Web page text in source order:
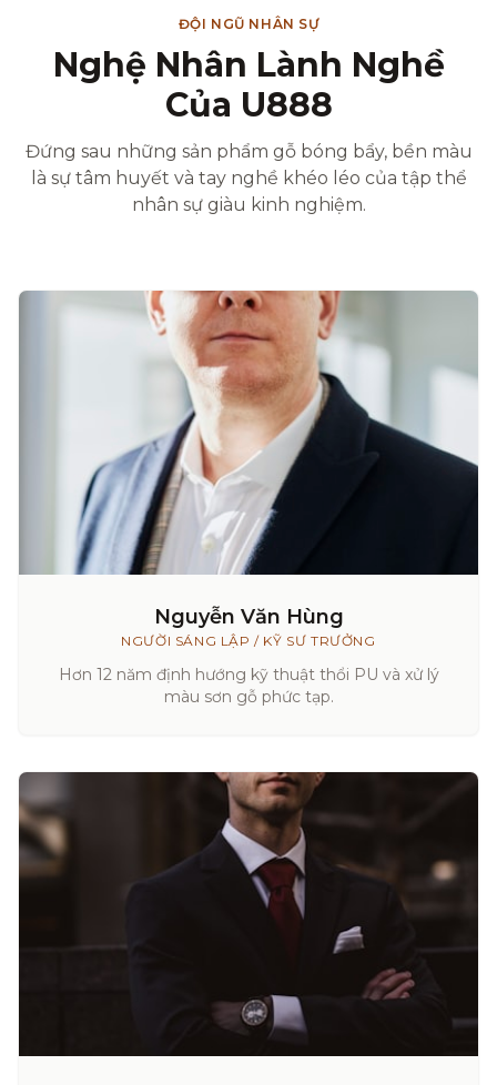
ĐỘI NGŨ NHÂN SỰ
Nghệ Nhân Lành Nghề
Của U888
Đứng sau những sản phẩm gỗ bóng bẩy, bền màu
là sự tâm huyết và tay nghề khéo léo của tập thể
nhân sự giàu kinh nghiệm.
Nguyễn Văn Hùng
NGƯỜI SÁNG LẬP / KỸ SƯ TRƯỞNG
Hơn 12 năm định hướng kỹ thuật thổi PU và xử lý
màu sơn gỗ phức tạp.